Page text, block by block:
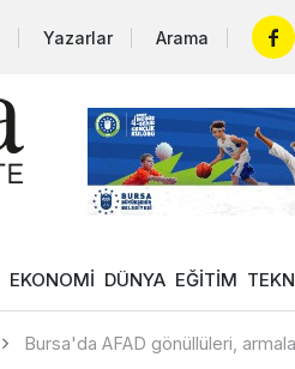
Yazarlar Arama
EKONOMİ DÜNYA EĞİTİM
Bursa'da AFAD gönüllüleri,